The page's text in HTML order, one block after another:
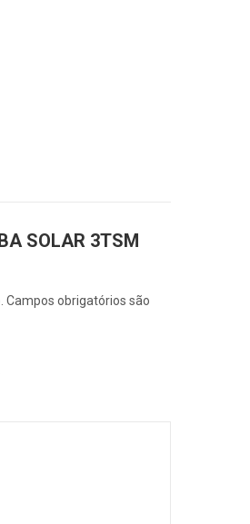
SOLAR 3TSM
Campos obrigatórios são